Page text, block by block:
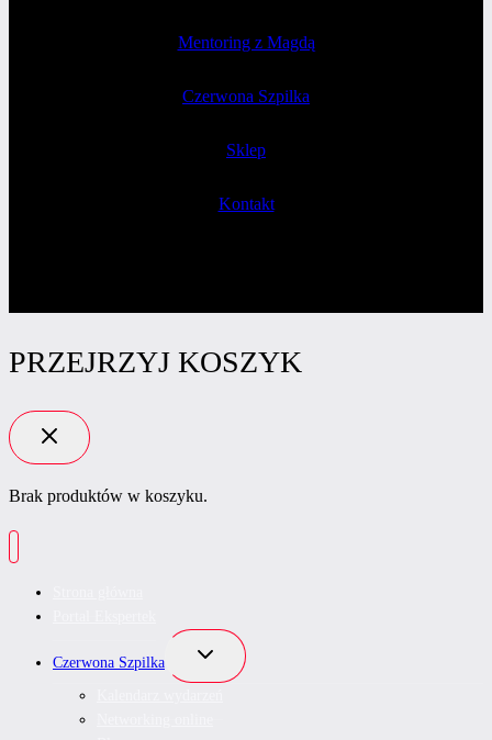
Mentoring z Magdą
Czerwona Szpilka
Sklep
Kontakt
PRZEJRZYJ KOSZYK
Brak produktów w koszyku.
Czerwona Szpilka
Przełącz
podrzędne